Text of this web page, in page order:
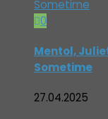
0
Mentol,
Sometime
27.04.2025